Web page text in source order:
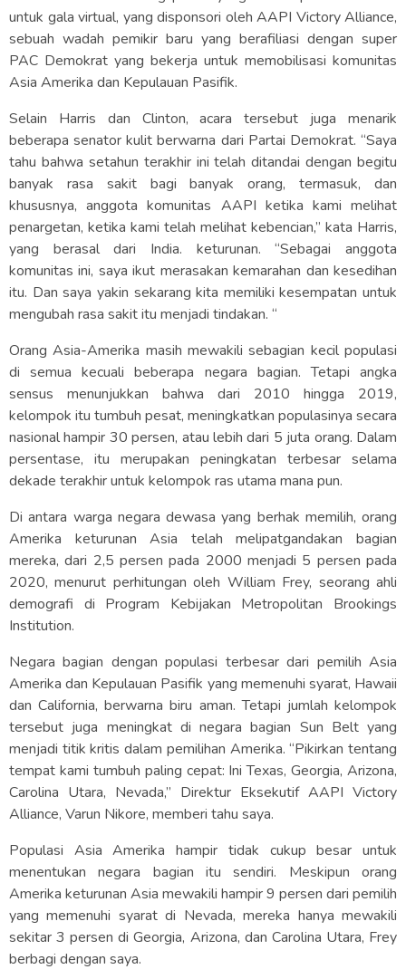
untuk gala virtual, yang disponsori oleh AAPI Victory Alliance,
sebuah wadah pemikir baru yang berafiliasi dengan super
PAC Demokrat yang bekerja untuk memobilisasi komunitas
Asia Amerika dan Kepulauan Pasifik.
Selain Harris dan Clinton, acara tersebut juga menarik
beberapa senator kulit berwarna dari Partai Demokrat. “Saya
tahu bahwa setahun terakhir ini telah ditandai dengan begitu
banyak rasa sakit bagi banyak orang, termasuk, dan
khususnya, anggota komunitas AAPI ketika kami melihat
penargetan, ketika kami telah melihat kebencian,” kata Harris,
yang berasal dari India. keturunan. “Sebagai anggota
komunitas ini, saya ikut merasakan kemarahan dan kesedihan
itu. Dan saya yakin sekarang kita memiliki kesempatan untuk
mengubah rasa sakit itu menjadi tindakan. “
Orang Asia-Amerika masih mewakili sebagian kecil populasi
di semua kecuali beberapa negara bagian. Tetapi angka
sensus menunjukkan bahwa dari 2010 hingga 2019,
kelompok itu tumbuh pesat, meningkatkan populasinya secara
nasional hampir 30 persen, atau lebih dari 5 juta orang. Dalam
persentase, itu merupakan peningkatan terbesar selama
dekade terakhir untuk kelompok ras utama mana pun.
Di antara warga negara dewasa yang berhak memilih, orang
Amerika keturunan Asia telah melipatgandakan bagian
mereka, dari 2,5 persen pada 2000 menjadi 5 persen pada
2020, menurut perhitungan oleh William Frey, seorang ahli
demografi di Program Kebijakan Metropolitan Brookings
Institution.
Negara bagian dengan populasi terbesar dari pemilih Asia
Amerika dan Kepulauan Pasifik yang memenuhi syarat, Hawaii
dan California, berwarna biru aman. Tetapi jumlah kelompok
tersebut juga meningkat di negara bagian Sun Belt yang
menjadi titik kritis dalam pemilihan Amerika. “Pikirkan tentang
tempat kami tumbuh paling cepat: Ini Texas, Georgia, Arizona,
Carolina Utara, Nevada,” Direktur Eksekutif AAPI Victory
Alliance, Varun Nikore, memberi tahu saya.
Populasi Asia Amerika hampir tidak cukup besar untuk
menentukan negara bagian itu sendiri. Meskipun orang
Amerika keturunan Asia mewakili hampir 9 persen dari pemilih
yang memenuhi syarat di Nevada, mereka hanya mewakili
sekitar 3 persen di Georgia, Arizona, dan Carolina Utara, Frey
berbagi dengan saya.